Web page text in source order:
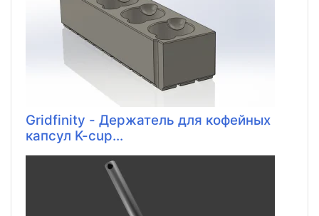
Gridfinity - Держатель для кофейных
капсул K-cup...